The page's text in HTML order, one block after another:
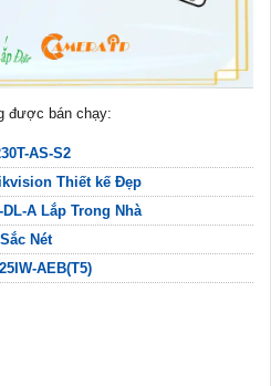
được bán chạy:
AS-S2
Thiết kế Đẹp
A Lắp Trong Nhà
Nét
AEB(T5)